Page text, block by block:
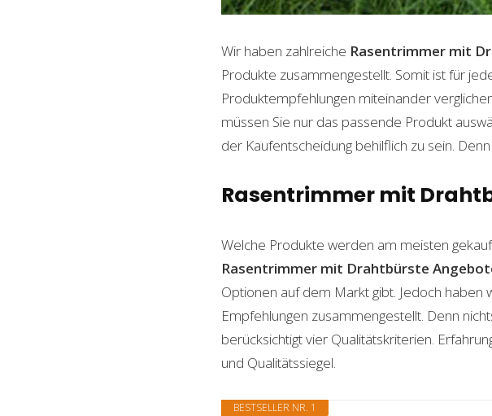
Wir haben zahlreiche Rasentrimmer mit
Produkte zusammengestellt. Somit ist für
Produktempfehlungen miteinander
müssen Sie nur das passende Produkt
der Kaufentscheidung behilflich zu sein.
Rasentrimmer mit
Welche Produkte werden am meisten
Rasentrimmer mit Drahtbürste
Optionen auf dem Markt gibt. Jedoch
Empfehlungen zusammengestellt. Denn
berücksichtigt vier Qualitätskriterien.
und Qualitätssiegel.
BESTSELLER NR. 1